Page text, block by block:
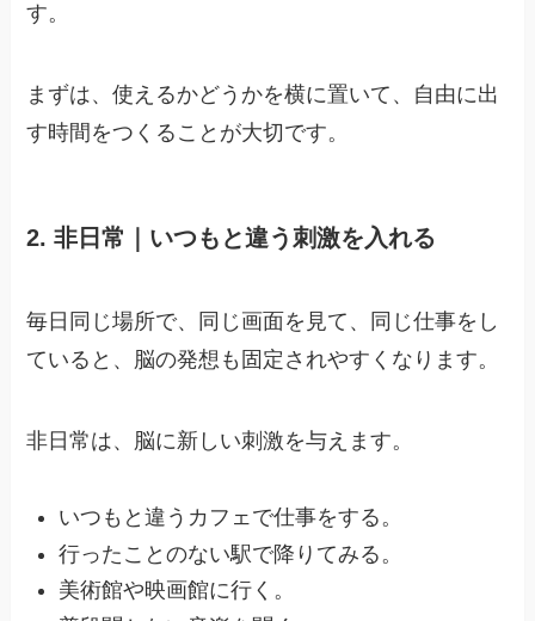
す。
まずは、使えるかどうかを横に置いて、自由に出
す時間をつくることが大切です。
2. 非日常｜いつもと違う刺激を入れる
毎日同じ場所で、同じ画面を見て、同じ仕事をし
ていると、脳の発想も固定されやすくなります。
非日常は、脳に新しい刺激を与えます。
いつもと違うカフェで仕事をする。
行ったことのない駅で降りてみる。
美術館や映画館に行く。